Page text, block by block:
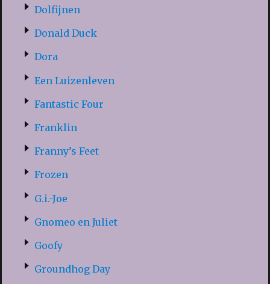
Dolfijnen
Donald Duck
Dora
Een Luizenleven
Fantastic Four
Franklin
Franny’s Feet
Frozen
G.i.-Joe
Gnomeo en Juliet
Goofy
Groundhog Day